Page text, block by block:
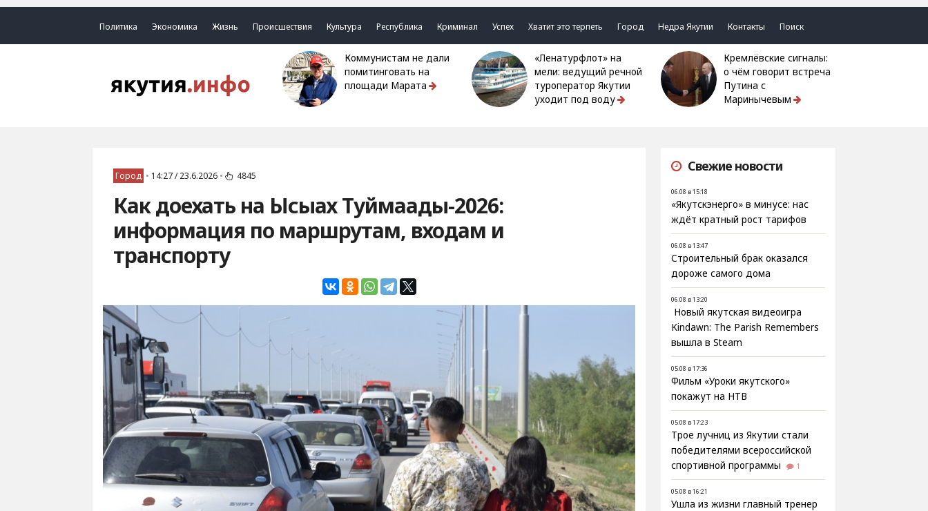
Политика Экономика Жизнь Происшествия Культура Республика Криминал Успех Хватит это терпеть Город Недра Якутии Контакты Поиск
Коммунистам не дали
помитинговать на
площади Марата
«Ленатурфлот» на
мели: ведущий речной
туроператор Якутии
уходит под воду
Кремлёвские сигналы:
о чём говорит встреча
Путина с
Маринычевым
Город • 14:27 / 23.6.2026 • 4845
Как доехать на Ысыах Туймаады-2026:
информация по маршрутам, входам и
транспорту
Свежие новости
06.08 в 15:18
«Якутскэнерго» в минусе: нас
ждёт кратный рост тарифов
06.08 в 13:47
Строительный брак оказался
дороже самого дома
06.08 в 13:20
Новый якутская видеоигра
Kindawn: The Parish Remembers
вышла в Steam
05.08 в 17:36
Фильм «Уроки якутского»
покажут на НТВ
05.08 в 17:23
Трое лучниц из Якутии стали
победителями всероссийской
спортивной программы
1
05.08 в 16:21
Ушла из жизни главный тренер